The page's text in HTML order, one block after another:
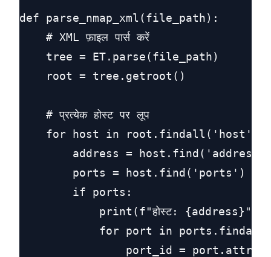
def parse_nmap_xml(file_path):
    # XML फ़ाइल पार्स करें
    tree = ET.parse(file_path)
    root = tree.getroot()
    # प्रत्येक होस्ट पर लूप
    for host in root.findall('host'):
address =
        ports = host.find('ports')
        if ports:
            print(f"होस्ट: {address}")
for port in
port_id =